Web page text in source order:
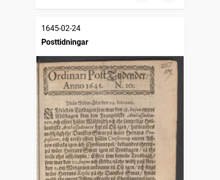
1645-02-24
Posttidningar